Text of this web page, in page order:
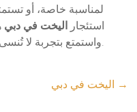
لمناسبة خاصة، أو
استئجار اليخت في دبي
واستمتع بتجربة لا تُنسى في قلب أحد أجمل المدن في العالم.
→